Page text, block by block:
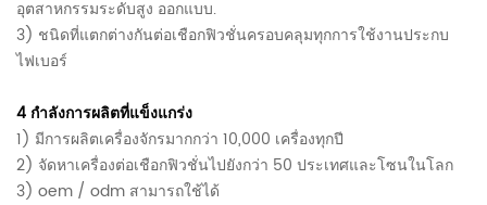
อุตสาหกรรมระดับสูง ออกแบบ.
3) ชนิดที่แตกต่างกันต่อเชือกฟิวชั่นครอบคลุมทุกการใช้งานประกบ
ไฟเบอร์
4กำลังการผลิตที่แข็งแกร่ง
1) มีการผลิตเครื่องจักรมากกว่า 10,000 เครื่องทุกปี
2) จัดหาเครื่องต่อเชือกฟิวชั่นไปยังกว่า 50 ประเทศและโซนในโลก
3) oem / odm สามารถใช้ได้